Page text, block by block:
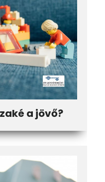
a jövő?